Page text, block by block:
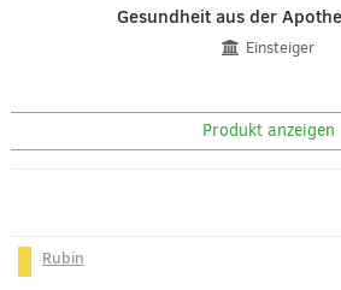
Gesundheit aus der
Einsteiger
Produkt anzeigen
Rubin